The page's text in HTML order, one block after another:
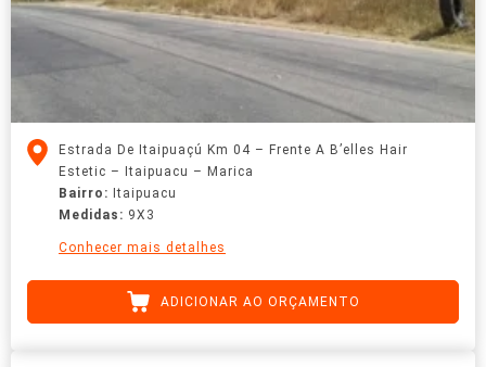
Estrada De Itaipuaçú Km 04 – Frente A B’elles Hair
Estetic – Itaipuacu – Marica
Bairro: Itaipuacu
Medidas: 9X3
Conhecer mais detalhes
ADICIONAR AO ORÇAMENTO